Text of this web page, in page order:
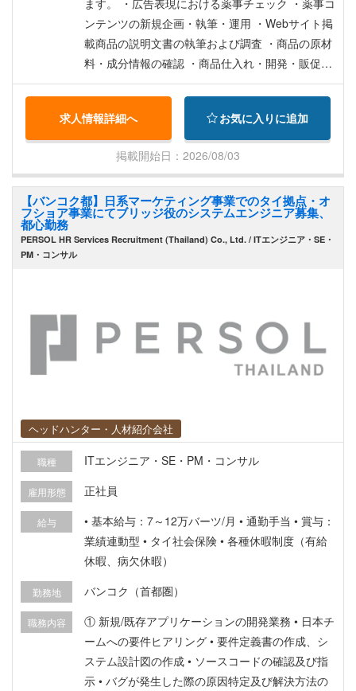
ンテンツの新規企画・執筆・運用 ・Webサイト掲
載商品の説明文書の執筆および調査 ・商品の原材
料・成分情報の確認 ・商品仕入れ・開発・販促企
画のサポート ・薬剤などに関するマーケティン
ット向け商品にも携わっていただきます。
求人情報詳細へ お気に入りに追加
掲載開始日：2026/08/03
【バンコク都】日系マーケティング事業でのタイ拠点・オ
フショア事業にてブリッジ役のシステムエンジニア募集、
都心勤務
PERSOL HR Services Recruitment (Thailand) Co., Ltd. / ITエンジニア・SE・
PM・コンサル
ヘッドハンター・人材紹介会社
職種 ITエンジニア・SE・PM・コンサル
雇用形態 正社員
給与
• 基本給与：7～12万バーツ/月 • 通勤手当 • 賞与：
業績連動型 • タイ社会保険 • 各種休暇制度（有給
休暇、病欠休暇）
勤務地 バンコク（首都圏）
職務内容
① 新規/既存アプリケーションの開発業務 • 日本チ
ームへの要件ヒアリング • 要件定義書の作成、シ
ステム設計図の作成 • ソースコードの確認及び指
示 • バグが発生した際の原因特定及び解決方法の